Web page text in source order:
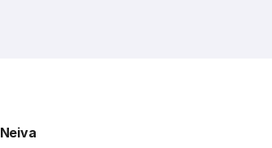
Neiva